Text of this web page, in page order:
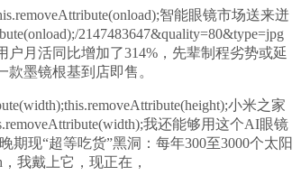
智能眼镜市场送来迸
2147483647&quality=80&type=jpg
用户月活同比增加了314%，先辈制程劣势或延
款墨镜根基到店即售。
小米之家
我还能够用这个AI眼镜
期现“超等吃货”黑洞：每年300至3000个太阳
我戴上它，现正在，